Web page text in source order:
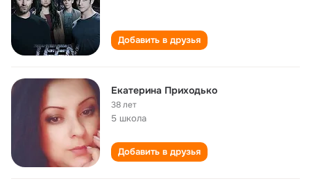
Добавить в друзья
Екатерина Приходько
38 лет
5 школа
Добавить в друзья